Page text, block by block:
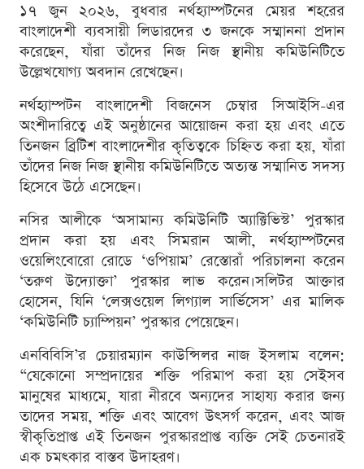
১৭ জুন ২০২৬, বুধবার নর্থহ্যাম্পটনের মেয়র শহরের
বাংলাদেশী ব্যবসায়ী লিডারদের ৩ জনকে সম্মাননা প্রদান
করেছেন, যাঁরা তাঁদের নিজ নিজ স্থানীয় কমিউনিটিতে
উল্লেখযোগ্য অবদান রেখেছেন।
নর্থহ্যাম্পটন বাংলাদেশী বিজনেস চেম্বার সিআইসি-এর
অংশীদারিত্বে এই অনুষ্ঠানের আয়োজন করা হয় এবং এতে
তিনজন ব্রিটিশ বাংলাদেশীর কৃতিত্বকে চিহ্নিত করা হয়, যাঁরা
তাঁদের নিজ নিজ স্থানীয় কমিউনিটিতে অত্যন্ত সম্মানিত সদস্য
হিসেবে উঠে এসেছেন।
নসির আলীকে ‘অসামান্য কমিউনিটি অ্যাক্টিভিস্ট’ পুরস্কার
প্রদান করা হয় এবং সিমরান আলী, নর্থহ্যাম্পটনের
ওয়েলিংবোরো রোডে ‘ওপিয়াম’ রেস্তোরাঁ পরিচালনা করেন
‘তরুণ উদ্যোক্তা’ পুরস্কার লাভ করেন।সলিটর আক্তার
হোসেন, যিনি ‘লেক্সওয়েল লিগ্যাল সার্ভিসেস’ এর মালিক
‘কমিউনিটি চ্যাম্পিয়ন’ পুরস্কার পেয়েছেন।
এনবিবিসি’র চেয়ারম্যান কাউন্সিলর নাজ ইসলাম বলেন:
“যেকোনো সম্প্রদায়ের শক্তি পরিমাপ করা হয় সেইসব
মানুষের মাধ্যমে, যারা নীরবে অন্যদের সাহায্য করার জন্য
তাদের সময়, শক্তি এবং আবেগ উৎসর্গ করেন, এবং আজ
স্বীকৃতিপ্রাপ্ত এই তিনজন পুরস্কারপ্রাপ্ত ব্যক্তি সেই চেতনারই
এক চমৎকার বাস্তব উদাহরণ।